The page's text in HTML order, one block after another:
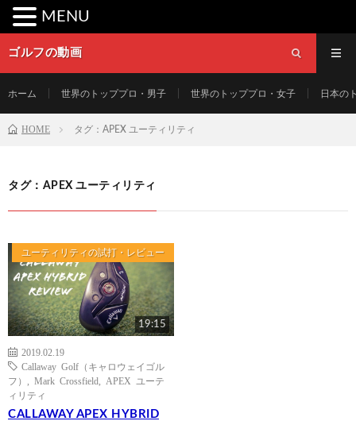
ゴルフの動画
ホーム 世界のトッププロ・男子 世界のトッププロ・女子 日本の
HOME タグ：APEX ユーティリティ
タグ：APEX ユーティリティ
ユーティリティの試打・レビュー
19:15
2019.02.19
Callaway Golf（キャロウェイゴル
フ）
Mark Crossfield
APEX ユーテ
ィリティ
CALLAWAY APEX HYBRID
MENU